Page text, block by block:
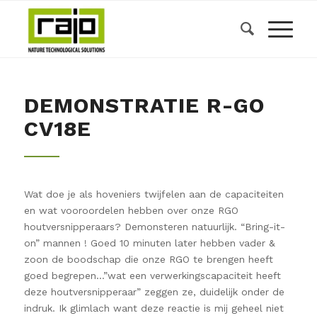
DEMONSTRATIE R-GO
CV18E
Wat doe je als hoveniers twijfelen aan de capaciteiten
en wat vooroordelen hebben over onze RGO
houtversnipperaars? Demonsteren natuurlijk. “Bring-it-
on” mannen ! Goed 10 minuten later hebben vader &
zoon de boodschap die onze RGO te brengen heeft
goed begrepen…”wat een verwerkingscapaciteit heeft
deze houtversnipperaar” zeggen ze, duidelijk onder de
indruk. Ik glimlach want deze reactie is mij geheel niet